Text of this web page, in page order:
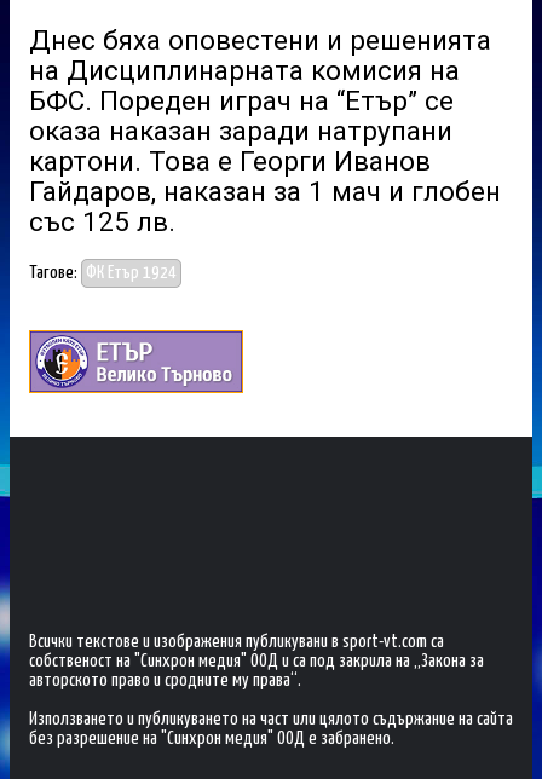
Днес бяха оповестени и решенията
на Дисциплинарната комисия на
БФС. Пореден играч на “Етър” се
оказа наказан заради натрупани
картони. Това е Георги Иванов
Гайдаров, наказан за 1 мач и глобен
със 125 лв.
Тагове: ФК Етър 1924
Всички текстове и изображения публикувани в sport-vt.com са
собственост на "Синхрон медия" ООД и са под закрила на „Закона за
авторското право и сродните му права“.
Използването и публикуването на част или цялото съдържание на сайта
без разрешение на "Синхрон медия" ООД е забранено.